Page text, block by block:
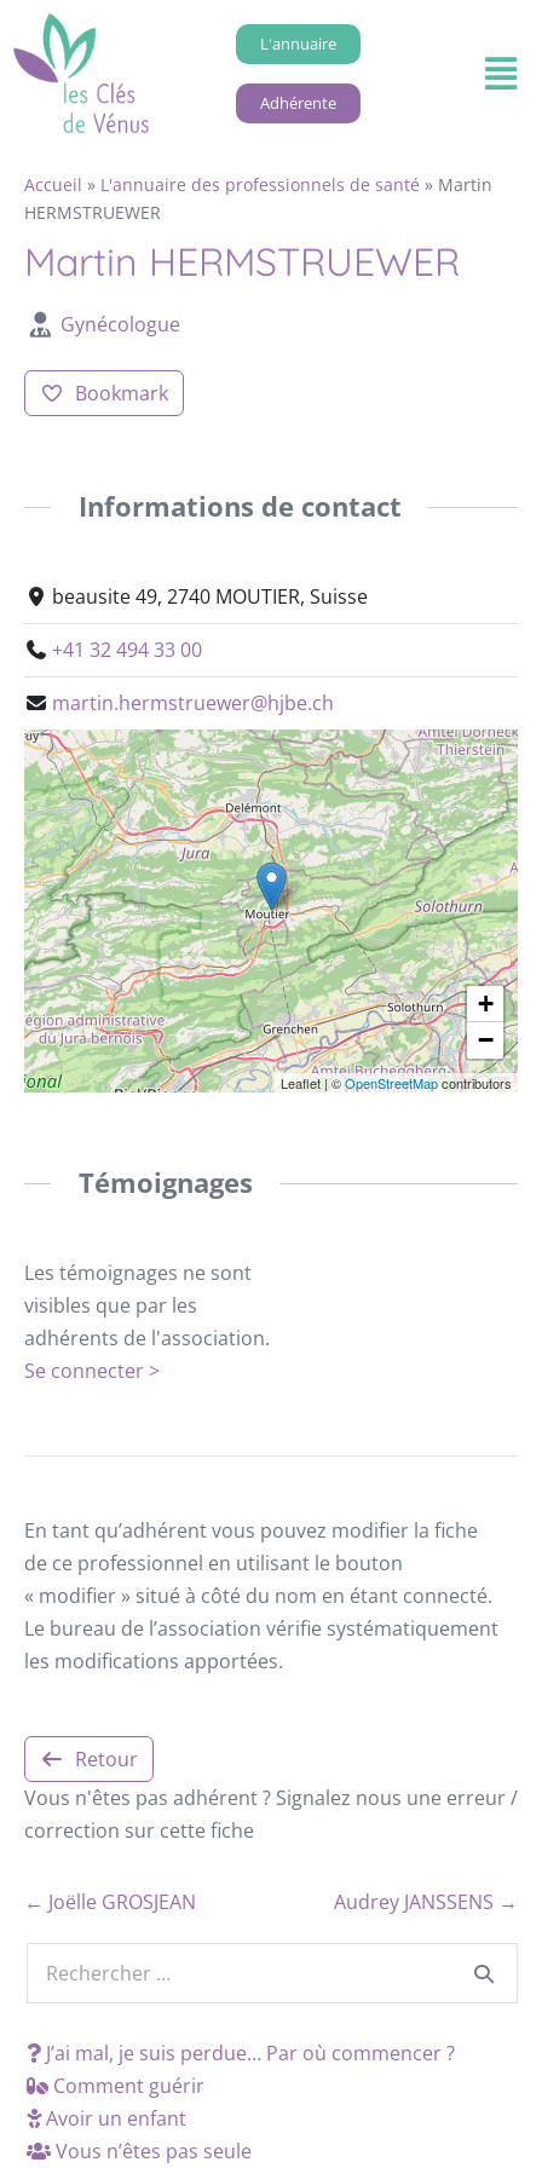
L'annuaire
Adhérente
Accueil » L'annuaire des professionnels de santé » Martin
HERMSTRUEWER
Martin HERMSTRUEWER
Gynécologue
Bookmark
Informations de contact
beausite 49, 2740 MOUTIER, Suisse
+41 32 494 33 00
martin.hermstruewer@hjbe.ch
+
−
Leaflet |©OpenStreetMapcontributors
Témoignages
Les témoignages ne sont
visibles que par les
adhérents de l'association.
Se connecter >
En tant qu’adhérent vous pouvez modifier la fiche
de ce professionnel en utilisant le bouton
« modifier » situé à côté du nom en étant connecté.
Le bureau de l’association vérifie systématiquement
les modifications apportées.
Retour
Vous n'êtes pas adhérent ? Signalez nous une erreur /
correction sur cette fiche
← Joëlle GROSJEAN Audrey JANSSENS →
J’ai mal, je suis perdue… Par où commencer ?
Comment guérir
Avoir un enfant
Vous n’êtes pas seule